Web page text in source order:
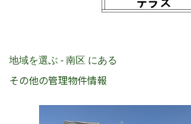
地域を選ぶ - 南区 にある
その他の管理物件情報